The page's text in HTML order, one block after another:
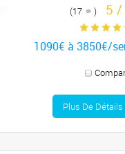
(17 ) 5 /
1090€ à 3850€/
Plus De Détails